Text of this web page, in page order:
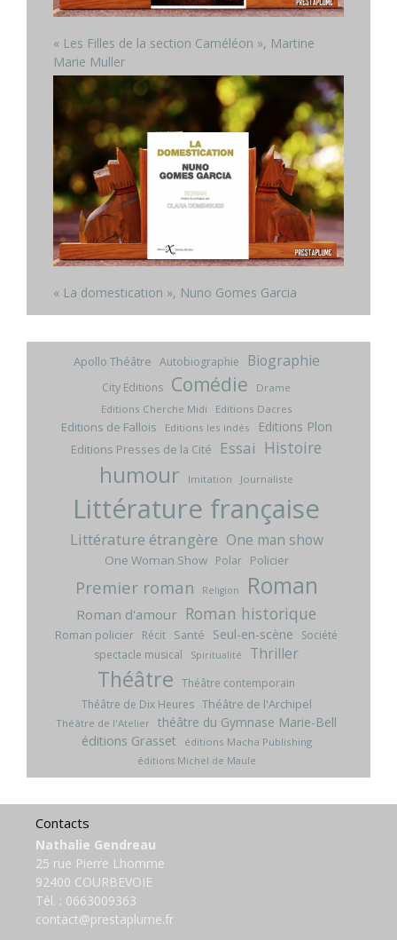
« Les Filles de la section Caméléon », Martine
Marie Muller
« La domestication », Nuno Gomes Garcia
Apollo Théâtre Autobiographie Biographie
City Editions Comédie
Drame
Editions Cherche Midi
Editions Dacres
Editions de Fallois Editions les indés Editions Plon
Editions Presses de la Cité Essai Histoire
humour Imitation Journaliste
Littérature française
Littérature étrangère One man show
One Woman Show Polar Policier
Premier roman Religion Roman
Roman d'amour Roman historique
Roman policier Récit Santé Seul-en-scène
Société
spectacle musical
Spiritualité Thriller
Théâtre Théâtre contemporain
Théâtre de Dix Heures Théâtre de l'Archipel
Théâtre de l'Atelier théâtre du Gymnase Marie-Bell
éditions Grasset
éditions Macha Publishing
éditions Michel de Maule
Contacts
Nathalie Gendreau
25 rue Pierre Lhomme
92400 COURBEVOIE
Tél. : 0663009363
contact@prestaplume.fr